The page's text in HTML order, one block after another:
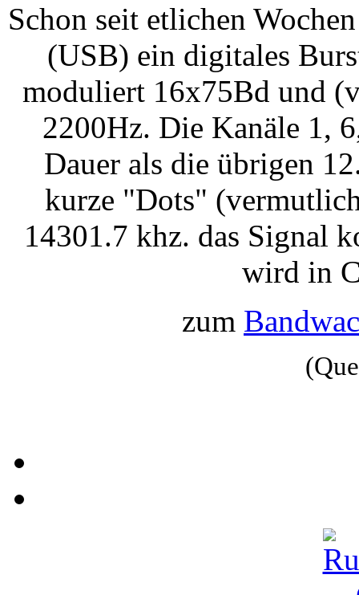
Schon seit etlichen
(USB) ein digitales
moduliert 16x75Bd und
2200Hz. Die Kanäle 1,
Dauer als die übrigen
kurze "Dots"
14301.7 khz. das Signal
wird in
zum